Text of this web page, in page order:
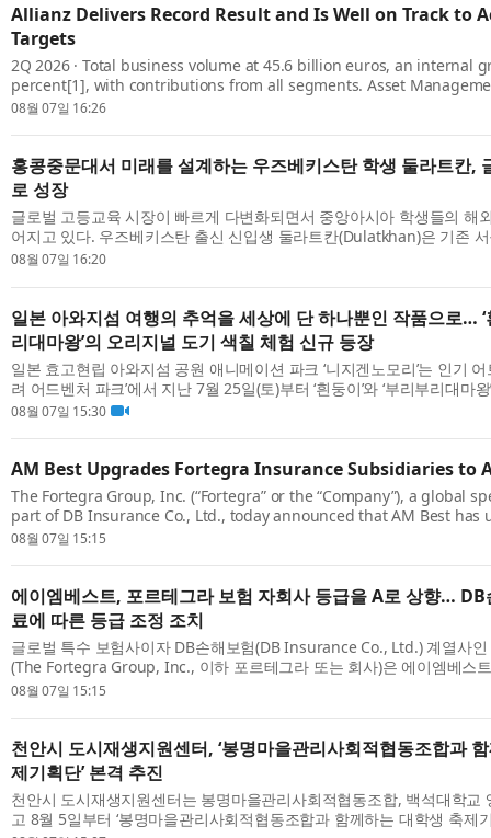
Allianz Delivers Record Result and Is Well on Track to
Targets
2Q 2026 · Total business volume at 45.6 billion euros, an internal
percent[1], with contributions from all segments. Asset
excellent growth. · Operating profit rises 10.6 percent to a record
08월 07일 16:26
홍콩중문대서 미래를 설계하는 우즈베키스탄 학생 둘라트칸,
로 성장
글로벌 고등교육 시장이 빠르게 다변화되면서 중앙아시아 학생들의 해
어지고 있다. 우즈베키스탄 출신 신입생 둘라트칸(Dulatkhan)은 기존
로를 넘어 수준 높은 교육과 국제적 환경을 갖춘 홍콩중문대학교(The
08월 07일 16:20
일본 아와지섬 여행의 추억을 세상에 단 하나뿐인 작품으로… ‘
리대마왕’의 오리지널 도기 색칠 체험 신규 등장
일본 효고현립 아와지섬 공원 애니메이션 파크 ‘니지겐노모리’는 인기
려 어드벤처 파크’에서 지난 7월 25일(토)부터 ‘흰둥이’와 ‘부리부리대마
리지널 도기 색칠 체험’을 시작했다고 밝혔다. 새롭게 선보이는 이번 체
08월 07일 15:30
AM Best Upgrades Fortegra Insurance Subsidiaries to
The Fortegra Group, Inc. (“Fortegra” or the “Company”), a global
part of DB Insurance Co., Ltd., today announced that AM Best has
Financial Strength Rating (FSR) of its insurance subsidiaries to A
08월 07일 15:15
에이엠베스트, 포르테그라 보험 자회사 등급을 A로 상향…
료에 따른 등급 조정 조치
글로벌 특수 보험사이자 DB손해보험(DB Insurance Co., Ltd.) 계열사
(The Fortegra Group, Inc., 이하 포르테그라 또는 회사)은 에이엠베스
자회사들의 재무건전성등급(Financial Strength Rating, FSR)을 ‘A-’(엑
08월 07일 15:15
천안시 도시재생지원센터, ‘봉명마을관리사회적협동조합과
제기획단’ 본격 추진
천안시 도시재생지원센터는 봉명마을관리사회적협동조합, 백석대학교
고 8월 5일부터 ‘봉명마을관리사회적협동조합과 함께하는 대학생 축제